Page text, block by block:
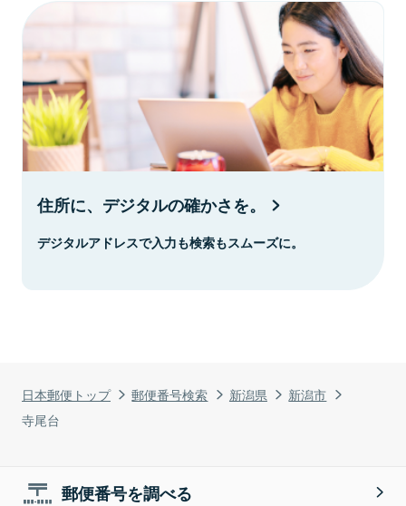
日本郵便トップ 郵便番号検索 新潟県
新潟市
寺尾台
住所に、デジタルの確かさを。
デジタルアドレスで入力も検索もスムーズに。
郵便番号を調べる